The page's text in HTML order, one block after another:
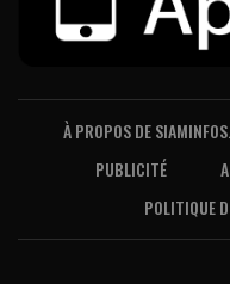
À PROPOS DE
PUBLICITÉ
POLITIQUE